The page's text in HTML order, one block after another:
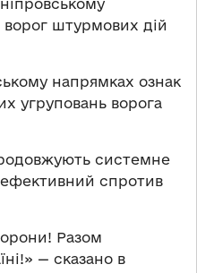
штурмових дій
напрямках ознак
угруповань ворога
системне
спротив
Разом
— сказано в